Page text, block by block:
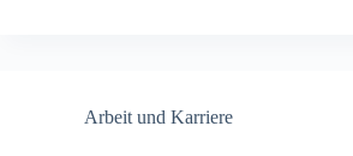
Arbeit und Karriere